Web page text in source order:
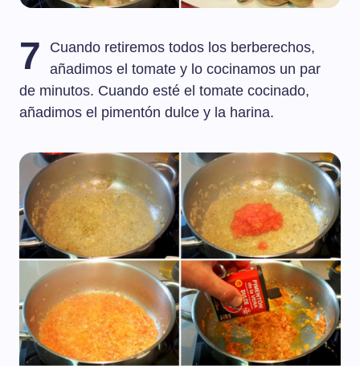
7
Cuando retiremos todos los berberechos,
añadimos el tomate y lo cocinamos un par
de minutos. Cuando esté el tomate cocinado,
añadimos el pimentón dulce y la harina.